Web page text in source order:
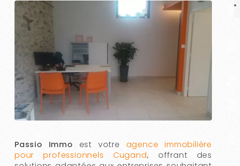
Passio Immo est votre agence immobilière
pour professionnels Cugand, offrant des